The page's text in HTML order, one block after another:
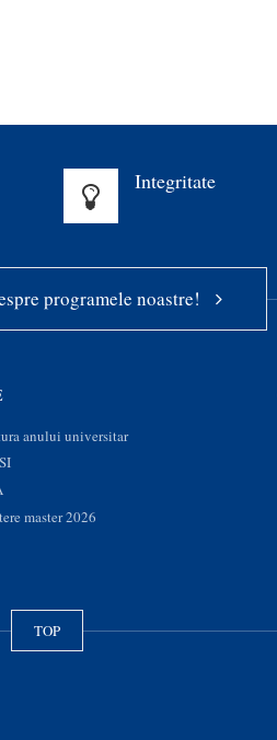
Integritate
programele noastre!
anului universitar
master 2026
TOP